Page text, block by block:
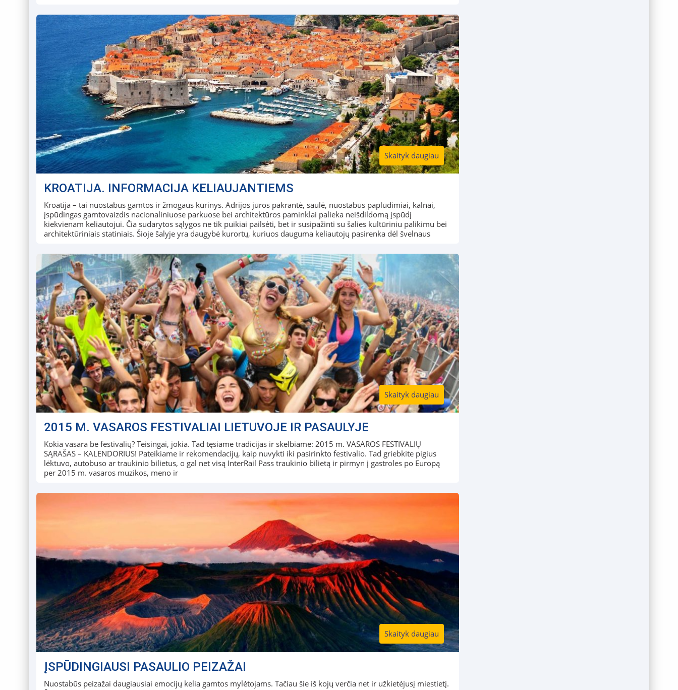
KROATIJA. INFORMACIJA KELIAUJANTIEMS
Kroatija – tai nuostabus gamtos ir žmogaus kūrinys. Adrijos jūros pakrantė, saulė, nuostabūs paplūdimiai, kalnai,
įspūdingas gamtovaizdis nacionaliniuose parkuose bei architektūros paminklai palieka neišdildomą įspūdį
kiekvienam keliautojui. Čia sudarytos sąlygos ne tik puikiai pailsėti, bet ir susipažinti su šalies kultūriniu palikimu bei
architektūriniais statiniais. Šioje šalyje yra daugybė kurortų, kuriuos dauguma keliautojų pasirenka dėl švelnaus
Skaityk daugiau
2015 M. VASAROS FESTIVALIAI LIETUVOJE IR PASAULYJE
Kokia vasara be festivalių? Teisingai, jokia. Tad tęsiame tradicijas ir skelbiame: 2015 m. VASAROS FESTIVALIŲ
SĄRAŠAS – KALENDORIUS! Pateikiame ir rekomendacijų, kaip nuvykti iki pasirinkto festivalio. Tad griebkite pigius
lėktuvo, autobuso ar traukinio bilietus, o gal net visą InterRail Pass traukinio bilietą ir pirmyn į gastroles po Europą
per 2015 m. vasaros muzikos, meno ir
Skaityk daugiau
ĮSPŪDINGIAUSI PASAULIO PEIZAŽAI
Nuostabūs peizažai daugiausiai emocijų kelia gamtos mylėtojams. Tačiau šie iš kojų verčia net ir užkietėjusį miestietį.
Skaityk daugiau